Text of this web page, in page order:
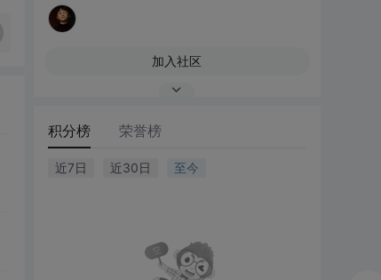
加入社区
积分榜 荣誉榜
近7日 近30日 至今